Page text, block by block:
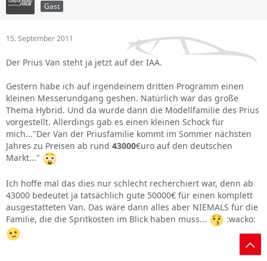
Gast
15. September 2011
Der Prius Van steht ja jetzt auf der IAA.
Gestern habe ich auf irgendeinem dritten Programm einen
kleinen Messerundgang geshen. Natürlich war das große
Thema Hybrid. Und da wurde dann die Modellfamilie des Prius
vorgestellt. Allerdings gab es einen kleinen Schock für
mich..."Der Van der Priusfamilie kommt im Sommer nächsten
Jahres zu Preisen ab rund 43000€uro auf den deutschen
Markt..."
Ich hoffe mal das dies nur schlecht recherchiert war, denn ab
43000 bedeutet ja tatsächlich gute 50000€ für einen komplett
ausgestatteten Van. Das wäre dann alles aber NIEMALS für die
Familie, die die Spritkosten im Blick haben muss...
:wacko: